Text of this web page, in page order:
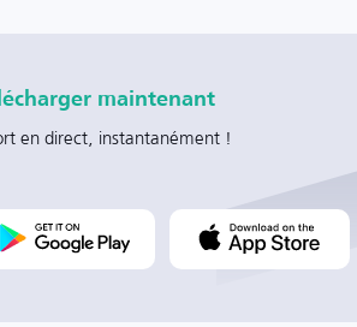
maintenant
en direct, instantanément !